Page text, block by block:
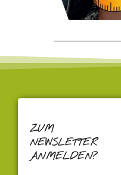
ZUM
NEWSLETTER
ANMELDEN?